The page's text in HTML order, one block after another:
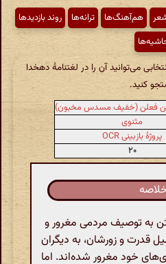
هم‌آهنگ‌ها ترانه‌ها
روند بازدیدها
می‌توانید آن را در لغتنامهٔ دهخدا
کنید.
فعلن (خفیف مسدس مخبون)
مثنوی
پروژهٔ بازبینی OCR
۲۰
توصیف مردمی مغرور و
قدرت و زورشان، به دیگران
خود مغرور شده‌اند. اما